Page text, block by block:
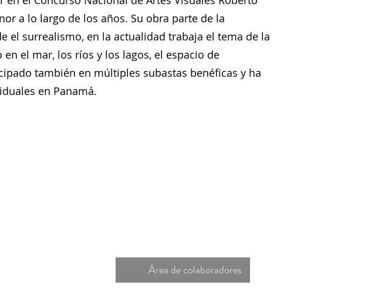
a lo largo de los años. Su obra parte de la
el surrealismo, en la actualidad trabaja el tema de la
el mar, los ríos y los lagos, el espacio de
también en múltiples subastas benéficas y ha
en Panamá.
Área de colaboradores